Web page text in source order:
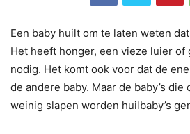
Een baby huilt om te laten weten
Het heeft honger, een vieze luier of
nodig. Het komt ook voor dat de
de andere baby. Maar de baby’s
weinig slapen worden huilbaby’s